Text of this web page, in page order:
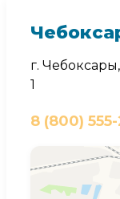
г.
1
8 (800)